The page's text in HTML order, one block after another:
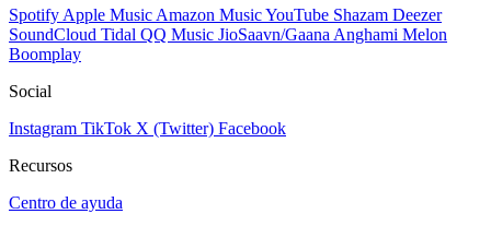
Spotify Apple Music Amazon MusicYouTube Shazam Deezer
SoundCloud Tidal QQ Music JioSaavn/Gaana Anghami Melon
Boomplay
Social
Instagram TikTok X (Twitter) Facebook
Recursos
Centro de ayuda